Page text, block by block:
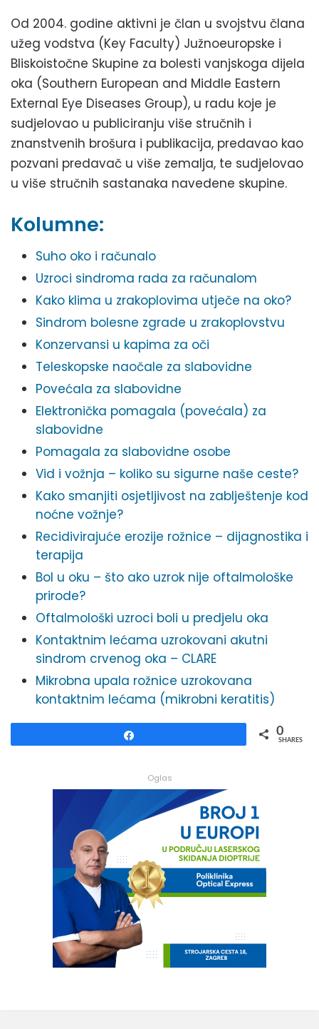
Od 2004. godine aktivni je član u svojstvu člana
užeg vodstva (Key Faculty) Južnoeuropske i
Bliskoistočne Skupine za bolesti vanjskoga dijela
oka (Southern European and Middle Eastern
External Eye Diseases Group), u radu koje je
sudjelovao u publiciranju više stručnih i
znanstvenih brošura i publikacija, predavao kao
pozvani predavač u više zemalja, te sudjelovao
u više stručnih sastanaka navedene skupine.
Kolumne:
Suho oko i računalo
Uzroci sindroma rada za računalom
Kako klima u zrakoplovima utječe na oko?
Sindrom bolesne zgrade u zrakoplovstvu
Konzervansi u kapima za oči
Teleskopske naočale za slabovidne
Povećala za slabovidne
Elektronička pomagala (povećala) za
slabovidne
Pomagala za slabovidne osobe
Vid i vožnja – koliko su sigurne naše ceste?
Kako smanjiti osjetljivost na zablještenje kod
noćne vožnje?
Recidivirajuće erozije rožnice – dijagnostika i
terapija
Bol u oku – što ako uzrok nije oftalmološke
prirode?
Oftalmološki uzroci boli u predjelu oka
Kontaktnim lećama uzrokovani akutni
sindrom crvenog oka – CLARE
Mikrobna upala rožnice uzrokovana
kontaktnim lećama (mikrobni keratitis)
0
SHARES
Oglas